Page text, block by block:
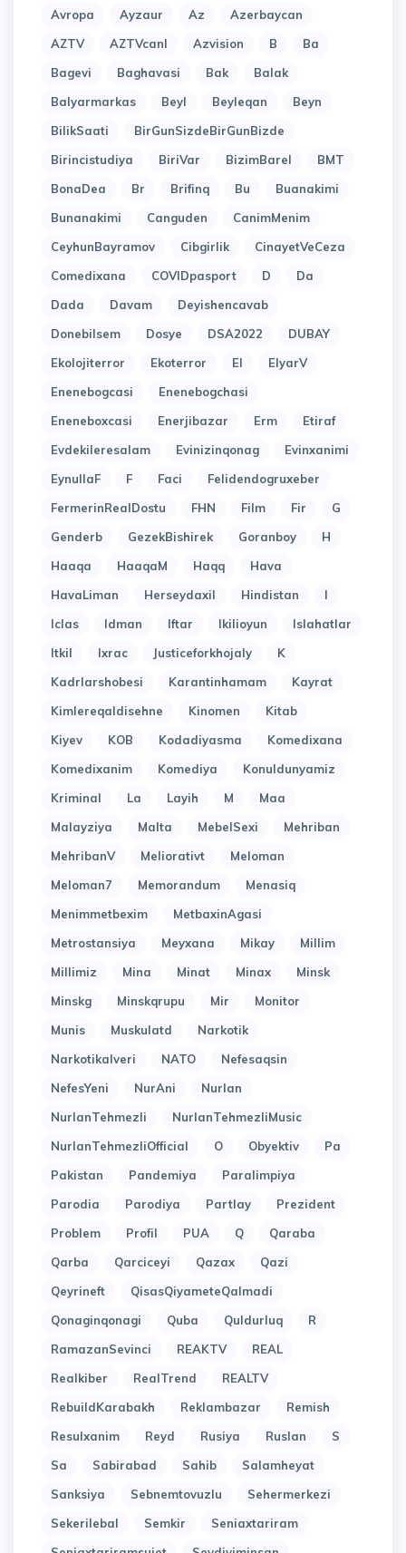
Avropa
Ayzaur Az
Azerbaycan
AZTV
AZTVcanl Azvision B
Ba
Bagevi
Baghavasi Bak
Balak
Balyarmarkas
Beyl Beyleqan
Beyn
BilikSaati
BirGunSizdeBirGunBizde
Birincistudiya
BiriVar BizimBarel
BMT
BonaDea
Br Brifinq Bu
Buanakimi
Bunanakimi
Canguden
CanimMenim
CeyhunBayramov
Cibgirlik
CinayetVeCeza
Comedixana
COVIDpasport D
Da
Dada
Davam
Deyishencavab
Donebilsem
Dosye DSA2022
DUBAY
Ekolojiterror
Ekoterror El
ElyarV
Enenebogcasi
Enenebogchasi
Eneneboxcasi
Enerjibazar Erm
Etiraf
Evdekileresalam
Evinizinqonag
Evinxanimi
EynullaF
F Faci
Felidendogruxeber
FermerinRealDostu
FHN Film Fir
G
Genderb
GezekBishirek Goranboy
H
Haaqa
HaaqaM Haqq
Hava
HavaLiman
Herseydaxil Hindistan
I
Iclas
Idman Iftar Ikilioyun
Islahatlar
Itkil
Ixrac Justiceforkhojaly
K
Kadrlarshobesi
Karantinhamam
Kayrat
Kimlereqaldisehne
Kinomen
Kitab
Kiyev
KOB Kodadiyasma
Komedixana
Komedixanim
Komediya
Konuldunyamiz
Kriminal
La Layih M
Maa
Malayziya
Malta MebelSexi
Mehriban
MehribanV
Meliorativt
Meloman
Meloman7
Memorandum
Menasiq
Menimmetbexim
MetbaxinAgasi
Metrostansiya
Meyxana Mikay
Millim
Millimiz
Mina Minat Minax
Minsk
Minskg
Minskqrupu Mir
Monitor
Munis
Muskulatd
Narkotik
Narkotikalveri
NATO
Nefesaqsin
NefesYeni
NurAni
Nurlan
NurlanTehmezli
NurlanTehmezliMusic
NurlanTehmezliOfficial
O Obyektiv
Pa
Pakistan
Pandemiya
Paralimpiya
Parodia
Parodiya Partlay
Prezident
Problem
Profil PUA Q
Qaraba
Qarba
Qarciceyi Qazax
Qazi
Qeyrineft
QisasQiyameteQalmadi
Qonaginqonagi
Quba Quldurluq
R
RamazanSevinci
REAKTV
REAL
Realkiber
RealTrend
REALTV
RebuildKarabakh
Reklambazar
Remish
Resulxanim
Reyd Rusiya Ruslan
S
Sa
Sabirabad Sahib
Salamheyat
Sanksiya
Sebnemtovuzlu
Sehermerkezi
Sekerilebal
Semkir
Seniaxtariram